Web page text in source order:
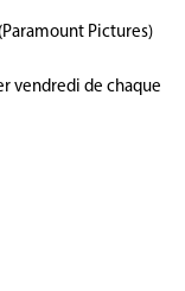
Pictures)
vendredi de chaque